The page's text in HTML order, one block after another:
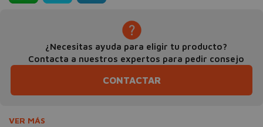
¿Necesitas ayuda para eligir tu producto?
Contacta a nuestros expertos para pedir consejo
CONTACTAR
VER MÁS